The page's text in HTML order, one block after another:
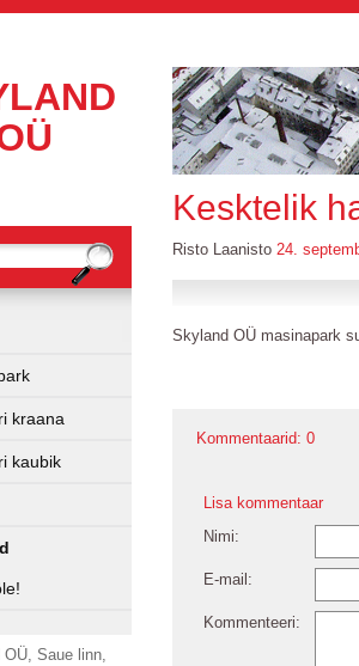
kraana
kaubik
Saue linn,
Kesktelik
Risto Laanisto 24.
Skyland OÜ masinapark
Kommentaarid: 0
Lisa kommentaar
Nimi:
E-mail:
Kommenteeri: